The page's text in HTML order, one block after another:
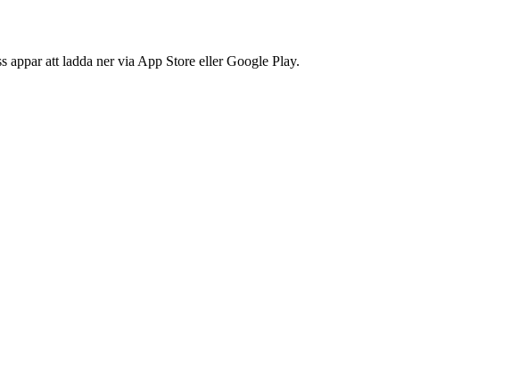
appar att ladda ner via App Store eller Google Play.